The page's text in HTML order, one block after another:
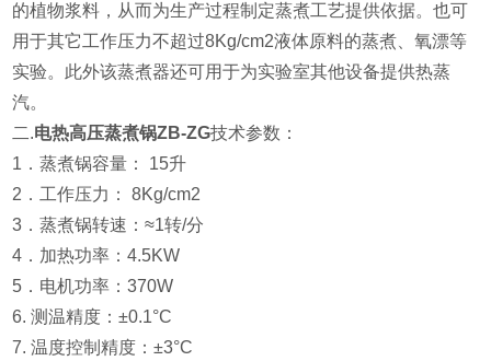
的植物浆料，从而为生产过程制定蒸煮工艺提供依据。也可
用于其它工作压力不超过8Kg/cm2液体原料的蒸煮、氧漂等
实验。此外该蒸煮器还可用于为实验室其他设备提供热蒸
汽。
二.电热高压蒸煮锅ZB-ZG技术参数：
1．蒸煮锅容量： 15升
2．工作压力： 8Kg/cm2
3．蒸煮锅转速：≈1转/分
4．加热功率：4.5KW
5．电机功率：370W
6. 测温精度：±0.1°C
7. 温度控制精度：±3°C